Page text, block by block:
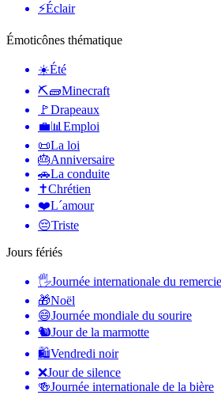
⚡Éclair
Émoticônes thématique
☀️Été
⛏🧱Minecraft
🚩Drapeaux
💼📊 Emploi
📜La loi
🎂Anniversaire
🚗La conduite
✝️Chrétien
❤️L´amour
😔Triste
Jours fériés
🖐Journée internationale du
🎁Noël
😄Journée mondiale du sourire
🐿Jour de la marmotte
🛍Vendredi noir
❌Jour de silence
🍻Journée internationale de la bière